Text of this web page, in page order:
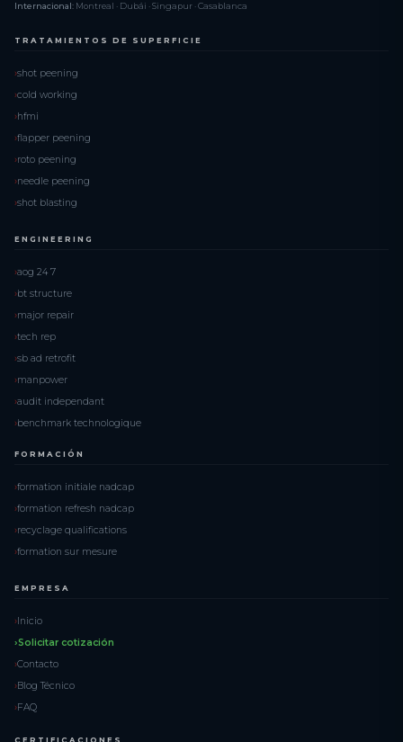
Internacional: Montreal · Dubái · Singapur · Casablanca
TRATAMIENTOS DE SUPERFICIE
shot peening
cold working
hfmi
flapper peening
roto peening
needle peening
shot blasting
ENGINEERING
aog 24 7
bt structure
major repair
tech rep
sb ad retrofit
manpower
audit independant
benchmark technologique
FORMACIÓN
formation initiale nadcap
formation refresh nadcap
recyclage qualifications
formation sur mesure
EMPRESA
Inicio
Solicitar cotización
Contacto
Blog Técnico
FAQ
CERTIFICACIONES